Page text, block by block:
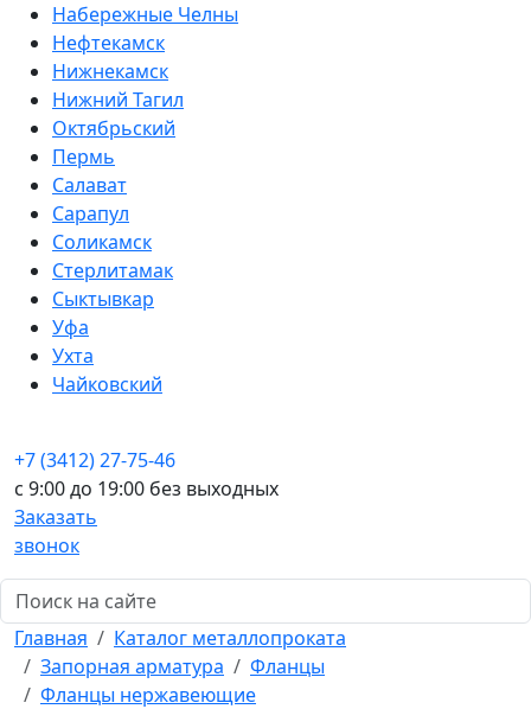
Набережные Челны
Нефтекамск
Нижнекамск
Нижний Тагил
Октябрьский
Пермь
Салават
Сарапул
Соликамск
Стерлитамак
Сыктывкар
Уфа
Ухта
Чайковский
+7 (3412) 27-75-46
c 9:00 до 19:00 без выходных
Заказать
звонок
Главная
Каталог металлопроката
Запорная арматура
Фланцы
Фланцы нержавеющие